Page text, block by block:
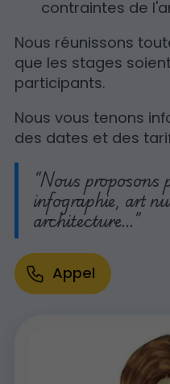
contraintes de
Nous réunissons
que les stages
participants.
Nous vous tenons
des dates et des
Nous proposons
infographie, art
architecture…
Appel